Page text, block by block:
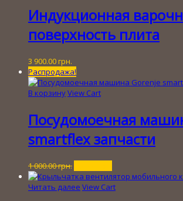
Индукционная
поверхность плита
3 900.00 грн.
Распродажа!
В корзинуView Cart
Посудомоечная
smartflex запчасти
1 000.00грн.
цена
составляла
цена:
250.00 грн..
Читать далее View Cart